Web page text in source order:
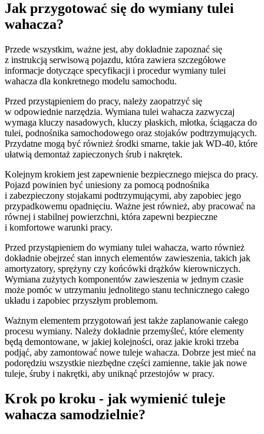
Jak przygotować się do wymiany tulei
wahacza?
Przede wszystkim, ważne jest, aby dokładnie zapoznać się
z instrukcją serwisową pojazdu, która zawiera szczegółowe
informacje dotyczące specyfikacji i procedur wymiany tulei
wahacza dla konkretnego modelu samochodu.
Przed przystąpieniem do pracy, należy zaopatrzyć się
w odpowiednie narzędzia. Wymiana tulei wahacza zazwyczaj
wymaga kluczy nasadowych, kluczy płaskich, młotka, ściągacza do
tulei, podnośnika samochodowego oraz stojaków podtrzymujących.
Przydatne mogą być również środki smarne, takie jak WD-40, które
ułatwią demontaż zapieczonych śrub i nakrętek.
Kolejnym krokiem jest zapewnienie bezpiecznego miejsca do pracy.
Pojazd powinien być uniesiony za pomocą podnośnika
i zabezpieczony stojakami podtrzymującymi, aby zapobiec jego
przypadkowemu opadnięciu. Ważne jest również, aby pracować na
równej i stabilnej powierzchni, która zapewni bezpieczne
i komfortowe warunki pracy.
Przed przystąpieniem do wymiany tulei wahacza, warto również
dokładnie obejrzeć stan innych elementów zawieszenia, takich jak
amortyzatory, sprężyny czy końcówki drążków kierowniczych.
Wymiana zużytych komponentów zawieszenia w jednym czasie
może pomóc w utrzymaniu jednolitego stanu technicznego całego
układu i zapobiec przyszłym problemom.
Ważnym elementem przygotowań jest także zaplanowanie całego
procesu wymiany. Należy dokładnie przemyśleć, które elementy
będą demontowane, w jakiej kolejności, oraz jakie kroki trzeba
podjąć, aby zamontować nowe tuleje wahacza. Dobrze jest mieć na
podorędziu wszystkie niezbędne części zamienne, takie jak nowe
tuleje, śruby i nakrętki, aby uniknąć przestojów w pracy.
Krok po kroku - jak wymienić tuleje
wahacza samodzielnie?